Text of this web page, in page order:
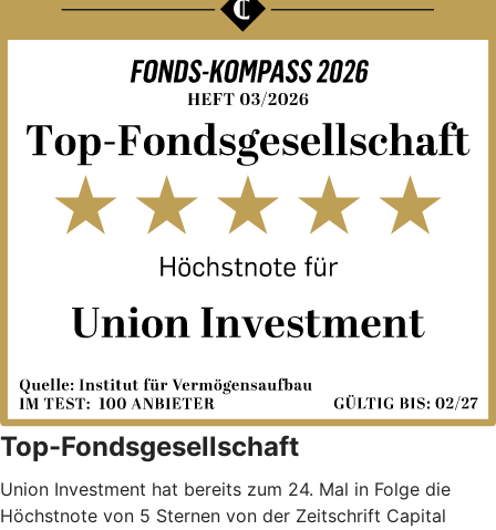
Top-Fondsgesellschaft
Union Investment hat bereits zum 24. Mal in Folge die
Höchstnote von 5 Sternen von der Zeitschrift Capital